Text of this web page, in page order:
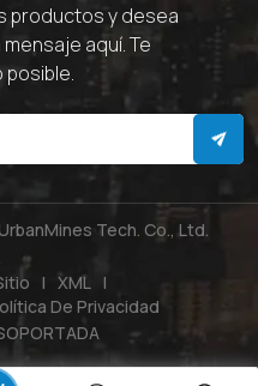
productos y desea
aquí. Te
Tech. Co., Ltd.
| XML
|
De Privacidad